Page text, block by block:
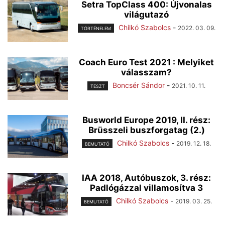
Setra TopClass 400: Újvonalas
világutazó
TÖRTÉNELEM Chilkó Szabolcs - 2022. 03. 09.
Coach Euro Test 2021 : Melyiket
válasszam?
TESZT Boncsér Sándor - 2021. 10. 11.
Busworld Europe 2019, II. rész:
Brüsszeli buszforgatag (2.)
BEMUTATÓ Chilkó Szabolcs - 2019. 12. 18.
IAA 2018, Autóbuszok, 3. rész:
Padlógázzal villamosítva 3
BEMUTATÓ Chilkó Szabolcs - 2019. 03. 25.